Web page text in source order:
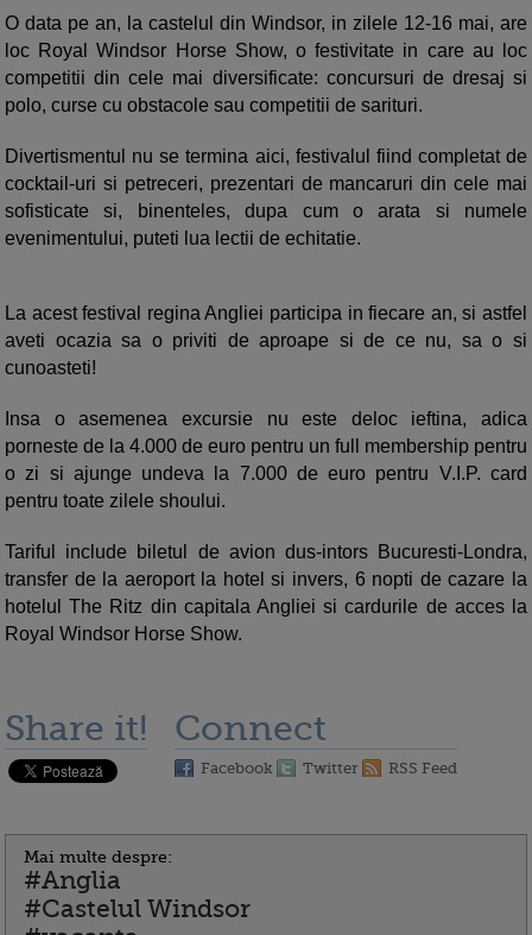
O data pe an, la castelul din Windsor, in zilele 12-16 mai, are
loc Royal Windsor Horse Show, o festivitate in care au loc
competitii din cele mai diversificate: concursuri de dresaj si
polo, curse cu obstacole sau competitii de sarituri.
Divertismentul nu se termina aici, festivalul fiind completat de
cocktail-uri si petreceri, prezentari de mancaruri din cele mai
sofisticate si, binenteles, dupa cum o arata si numele
evenimentului, puteti lua lectii de echitatie.
La acest festival regina Angliei participa in fiecare an, si astfel
aveti ocazia sa o priviti de aproape si de ce nu, sa o si
cunoasteti!
Insa o asemenea excursie nu este deloc ieftina, adica
porneste de la 4.000 de euro pentru un full membership pentru
o zi si ajunge undeva la 7.000 de euro pentru V.I.P. card
pentru toate zilele shoului.
Tariful include biletul de avion dus-intors Bucuresti-Londra,
transfer de la aeroport la hotel si invers, 6 nopti de cazare la
hotelul The Ritz din capitala Angliei si cardurile de acces la
Royal Windsor Horse Show.
Share it! Connect
Facebook Twitter RSS Feed
Mai multe despre:
#Anglia
#Castelul Windsor